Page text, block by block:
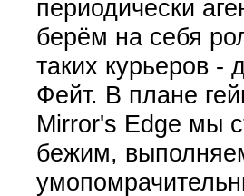
периодически
берём на себя
таких курьеров -
Фейт. В плане
Mirror's Edge мы
бежим,